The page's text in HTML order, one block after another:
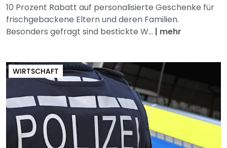
10 Prozent Rabatt auf personalisierte Geschenke für
frischgebackene Eltern und deren Familien.
Besonders gefragt sind bestickte W... | mehr
WIRTSCHAFT